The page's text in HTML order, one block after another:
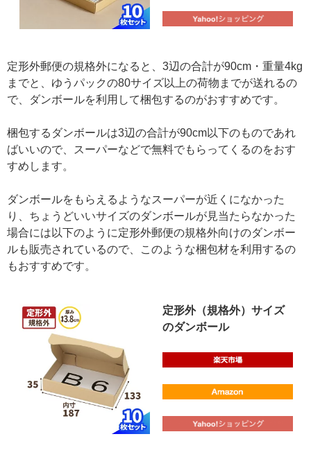
定形外郵便の規格外になると、3辺の合計が90cm・重量4kg
までと、ゆうパックの80サイズ以上の荷物までが送れるの
で、ダンボールを利用して梱包するのがおすすめです。
梱包するダンボールは3辺の合計が90cm以下のものであれ
ばいいので、スーパーなどで無料でもらってくるのをおす
すめします。
ダンボールをもらえるようなスーパーが近くになかった
り、ちょうどいいサイズのダンボールが見当たらなかった
場合には以下のように定形外郵便の規格外向けのダンボー
ルも販売されているので、このような梱包材を利用するの
もおすすめです。
定形外（規格外）サイズ
のダンボール